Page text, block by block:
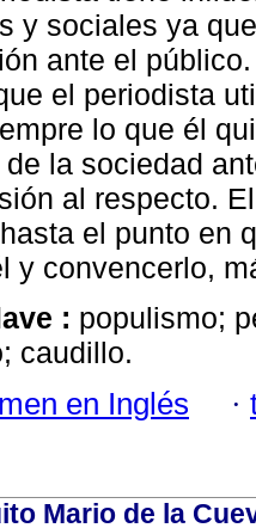
y sociales ya
ante el
el periodista
lo que él
la sociedad
al respecto.
el punto en
y convencerlo,
: populismo;
caudillo.
en Inglés ·
Mario de la